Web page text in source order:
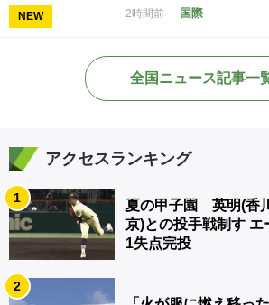
NEW 2時間前 国際
全国ニュース記事一
アクセスランキング
1
夏の甲子園 英明(香
京)との投手戦制す
1失点完投
2